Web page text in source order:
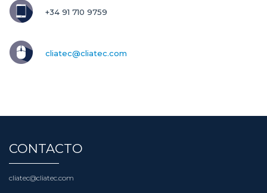
+34 91 710 9759
cliatec@cliatec.com
CONTACTO
cliatec@cliatec.com